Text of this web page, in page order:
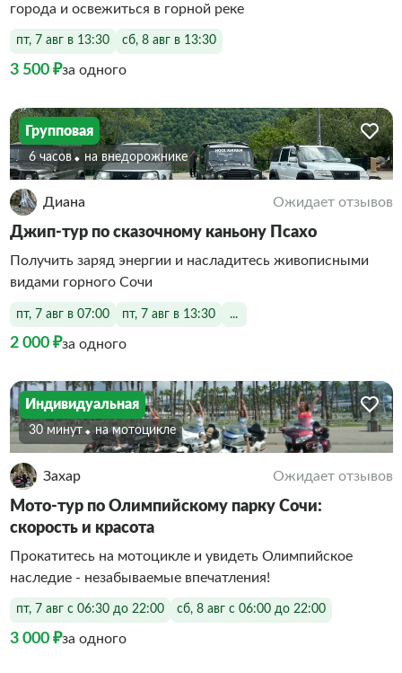
города и освежиться в горной реке
пт, 7 авг в 13:30 сб, 8 авг в 13:30
3 500 ₽за одного
Групповая
6 часов На внедорожнике
Диана Ожидает отзывов
Джип-тур по сказочному каньону Псахо
Получить заряд энергии и насладитесь живописными
видами горного Сочи
пт, 7 авг в 07:00 пт, 7 авг в 13:30 ...
2 000 ₽за одного
Индивидуальная
30 минут На мотоцикле
Захар Ожидает отзывов
Мото-тур по Олимпийскому парку Сочи:
скорость и красота
Прокатитесь на мотоцикле и увидеть Олимпийское
наследие - незабываемые впечатления!
пт, 7 авг с 06:30 до 22:00 сб, 8 авг с 06:00 до 22:00
3 000 ₽за одного